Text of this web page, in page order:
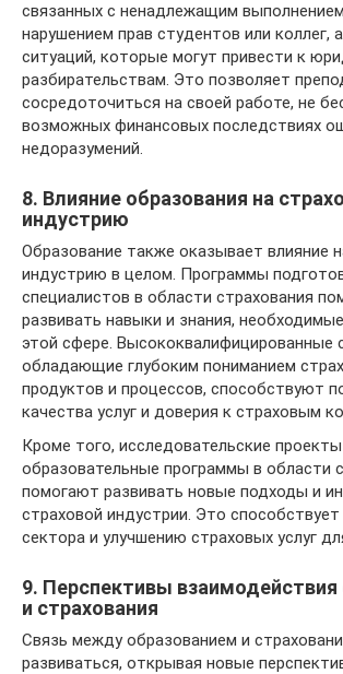
связанных с ненадлежащим
нарушением прав студентов или коллег,
ситуаций, которые могут привести к
разбирательствам. Это позволяет
сосредоточиться на своей работе, не
возможных финансовых последствиях
недоразумений.
8. Влияние образования на
индустрию
Образование также оказывает влияние
индустрию в целом. Программы
специалистов в области страхования
развивать навыки и знания,
этой сфере. Высококвалифицированные
обладающие глубоким пониманием
продуктов и процессов, способствуют
качества услуг и доверия к страховым
Кроме того, исследовательские
образовательные программы в области
помогают развивать новые подходы и
страховой индустрии. Это
сектора и улучшению страховых услуг
9. Перспективы взаимодействия
и страхования
Связь между образованием и
развиваться, открывая новые